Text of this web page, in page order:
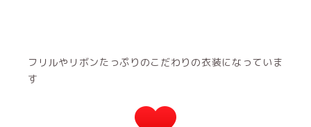
フリルやリボンたっぷりのこだわりの衣装になっていま
す